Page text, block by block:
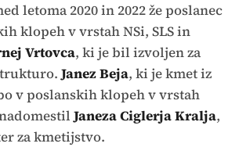
letoma 2020 in 2022 že poslanec
klopeh v vrstah NSi, SLS in
Vrtovca, ki je bil izvoljen za
Janez Beja, ki je kmet iz
v poslanskih klopeh v vrstah
nadomestilJaneza Ciglerja Kralja,
za kmetijstvo.